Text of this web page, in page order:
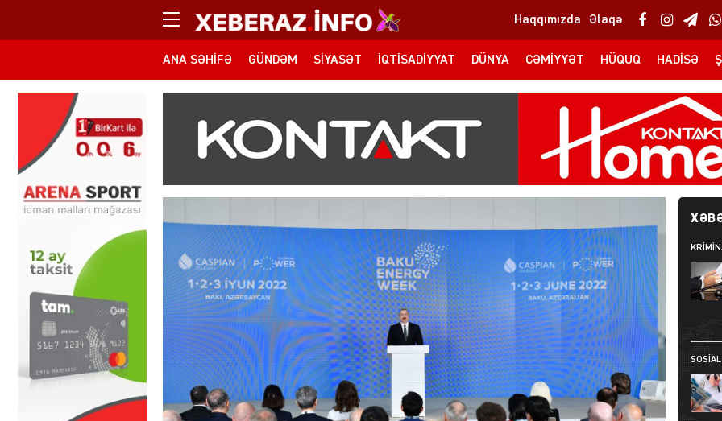
Haqqımızda Əlaqə
ANA SƏHIFƏ GÜNDƏM SIYASƏT İQTISADIYYAT DÜNYA CƏMIYYƏT HÜQUQ HADISƏ
SOSIAL